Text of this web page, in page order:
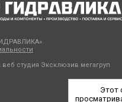
Этот
веб студия Эксклюзив мегагруп